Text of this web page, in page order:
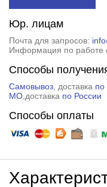
Юр. лицам
Почта для запросов:
Информация по работе
Способы
Самовывоз, доставка по
МО,доставка по России
Способы оплаты